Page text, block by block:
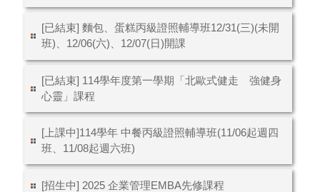
[已結束] 麵包、蛋糕丙級證照輔導班12/31(三)(未開
班)、12/06(六)、12/07(日)開課
[已結束] 114學年度第一學期「北歐式健走 強健身
心靈」課程
[上課中]114學年 中餐丙級證照輔導班(11/06起週四
班、11/08起週六班)
[招生中] 2025 企業管理EMBA先修課程